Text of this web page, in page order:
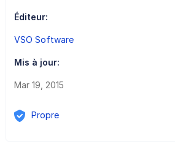
Éditeur:
VSO Software
Mis à jour:
Mar 19, 2015
Propre